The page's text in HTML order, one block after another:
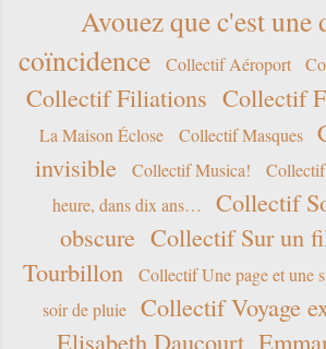
Avouez que c'est une
coïncidence
Collectif Aéroport
Collectif Filiations Collectif
La Maison Éclose
Collectif Masques
invisible
Collectif Musica!
heure, dans dix ans…
Collectif
obscure Collectif Sur un
Tourbillon
Collectif Une page et une
soir de pluie
Collectif Voyage
Elisabeth Daucourt